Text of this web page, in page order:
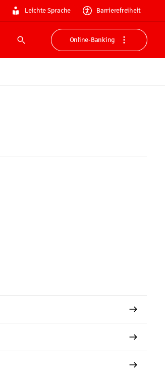
Leichte Sprache Barrierefreiheit
Suche
Online-Banking